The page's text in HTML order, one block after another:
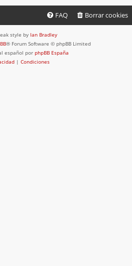
Borrar cookies
FAQ
style by Ian Bradley
® Forum Software © phpBB Limited
español por phpBB España
| Condiciones